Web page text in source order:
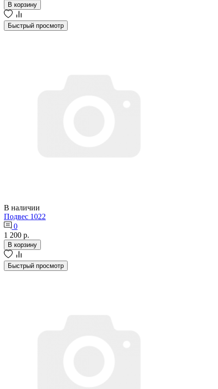
В корзину
Быстрый просмотр
В наличии
Подвес 1022
0
1 200 р.
В корзину
Быстрый просмотр